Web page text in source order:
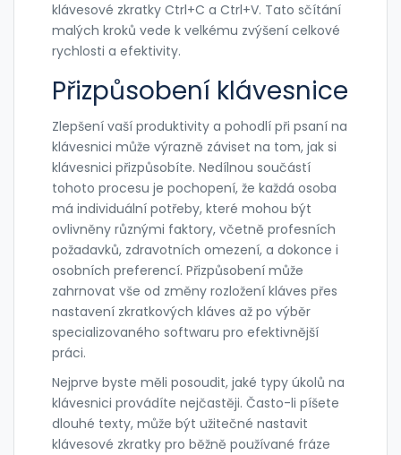
klávesové zkratky Ctrl+C a Ctrl+V. Tato sčítání
malých kroků vede k velkému zvýšení celkové
rychlosti a efektivity.
Přizpůsobení klávesnice
Zlepšení vaší produktivity a pohodlí při psaní na
klávesnici může výrazně záviset na tom, jak si
klávesnici přizpůsobíte. Nedílnou součástí
tohoto procesu je pochopení, že každá osoba
má individuální potřeby, které mohou být
ovlivněny různými faktory, včetně profesních
požadavků, zdravotních omezení, a dokonce i
osobních preferencí. Přizpůsobení může
zahrnovat vše od změny rozložení kláves přes
nastavení zkratkových kláves až po výběr
specializovaného softwaru pro efektivnější
práci.
Nejprve byste měli posoudit, jaké typy úkolů na
klávesnici provádíte nejčastěji. Často-li píšete
dlouhé texty, může být užitečné nastavit
klávesové zkratky pro běžně používané fráze